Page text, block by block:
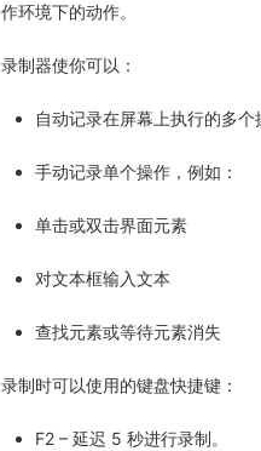
作环境下的动作。
录制器使你可以：
自动记录在屏幕上执行的多个
手动记录单个操作，例如：
单击或双击界面元素
对文本框输入文本
查找元素或等待元素消失
录制时可以使用的键盘快捷键：
F2 – 延迟 5 秒进行录制。